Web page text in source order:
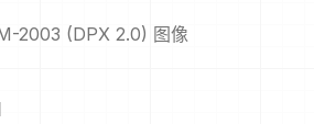
2003 (DPX 2.0) 图像